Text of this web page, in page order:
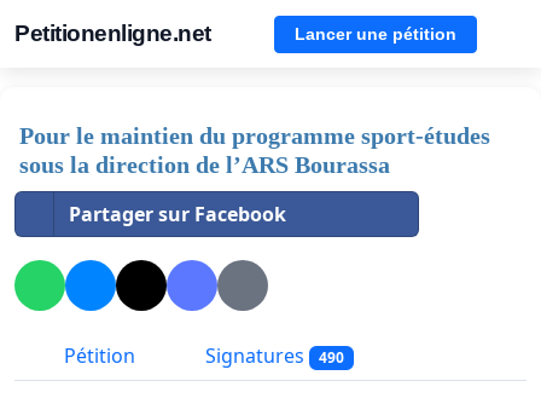
Petitionenligne.net Lancer une pétition
Pour le maintien du programme sport-études
sous la direction de l’ARS Bourassa
Partager sur Facebook
Pétition Signatures 490